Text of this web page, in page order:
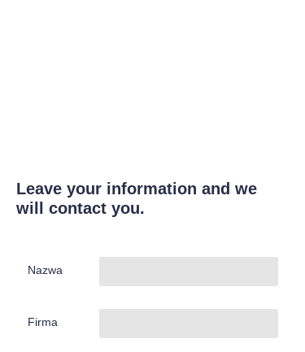
Leave your information and we
will contact you.
Nazwa
Firma